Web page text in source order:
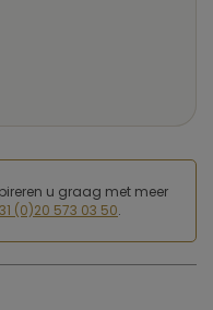
u graag met meer
(0)20 573 03 50.